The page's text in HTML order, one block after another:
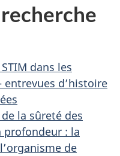
dans les
entrevues d’histoire
la sûreté des
profondeur : la
de